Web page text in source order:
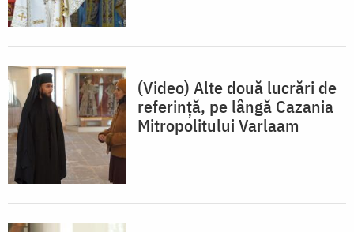
(Video) Alte două lucrări de
referință, pe lângă Cazania
Mitropolitului Varlaam